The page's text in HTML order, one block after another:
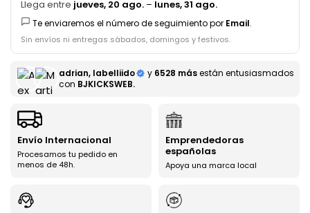
Llega entre jueves, 20 ago. – lunes, 31 ago.
Te enviaremos el número de seguimiento por Email.
Sin envíos ni entregas sábados, domingos y festivos.
adrian, labelliido y 6528 másestán entusiasmados
con BJKICKSWEB.
Envío Internacional
Procesamos tu pedido en
menos de 48h.
Emprendedoras
españolas
Apoya una marca local